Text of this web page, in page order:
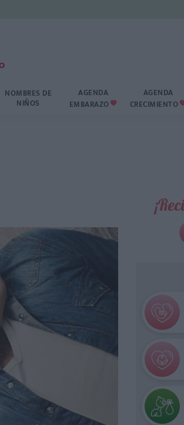
NOMBRES DE
NIÑOS
AGENDA
EMBARAZO 
AGENDA
CRECIMIENTO